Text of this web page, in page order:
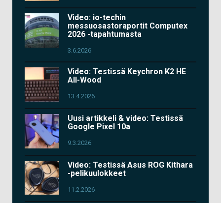
Video: io-techin
messuosastoraportit Computex
2026 -tapahtumasta
3.6.2026
Video: Testissä Keychron K2 HE
All-Wood
13.4.2026
Uusi artikkeli & video: Testissä
Google Pixel 10a
9.3.2026
Video: Testissä Asus ROG Kithara
-pelikuulokkeet
11.2.2026